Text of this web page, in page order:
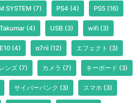
SYSTEM (7) PS4 (4) PS5(16)
Takumar(4) USB (3) wifi(3)
(4) α7rii(12) エフェクト (3)
ンズ(7) カメラ (7) キーボード (3)
サイバーパンク (3) スマホ (3)